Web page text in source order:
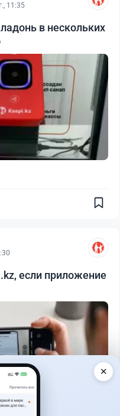
11:35
в нескольких
если приложение
✕